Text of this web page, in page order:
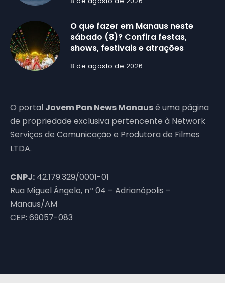
O que fazer em Manaus neste
sábado (8)? Confira festas,
shows, festivais e atrações
8 de agosto de 2026
O portal Jovem Pan News Manausé uma página
de propriedade exclusiva pertencente à Network
Serviços de Comunicação e Produtora de Filmes
LTDA.
CNPJ: 42.179.329/0001-01
Rua Miguel Ângelo, nº 04 – Adrianópolis –
Manaus/AM
CEP: 69057-083